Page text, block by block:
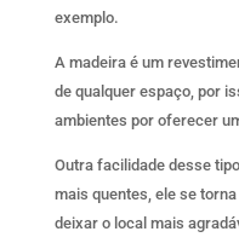
exemplo.
A madeira é um
de qualquer espaço, por
ambientes por oferecer
Outra facilidade desse
mais quentes, ele se
deixar o local mais